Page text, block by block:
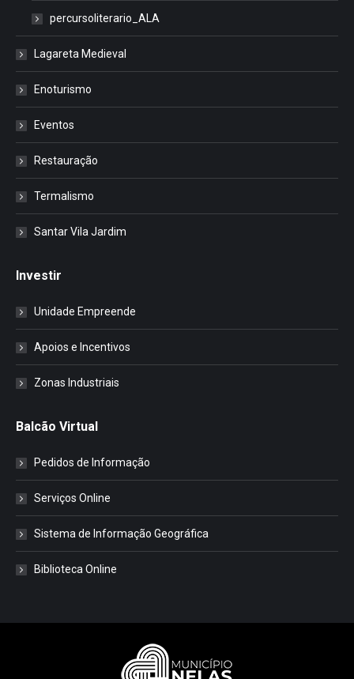
percursoliterario_ALA
Lagareta Medieval
Enoturismo
Eventos
Restauração
Termalismo
Santar Vila Jardim
Investir
Unidade Empreende
Apoios e Incentivos
Zonas Industriais
Balcão Virtual
Pedidos de Informação
Serviços Online
Sistema de Informação Geográfica
Biblioteca Online